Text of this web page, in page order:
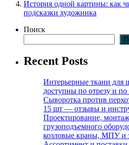
История одной картины: как
подсказки художника
Поиск
Recent Posts
Интерьерные ткани для
доступны по отрезу и
Сыворотка против
15 шт — отзывы и
Проектирование,
грузоподъемного
козловые краны, МПУ и